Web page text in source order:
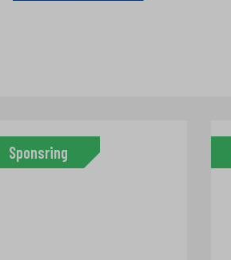
Sponsring